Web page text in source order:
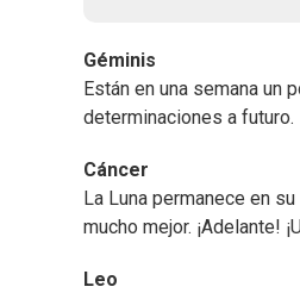
Géminis
Están en una semana un
determinaciones a futuro.
Cáncer
La Luna permanece en
mucho mejor. ¡Adelante!
Leo